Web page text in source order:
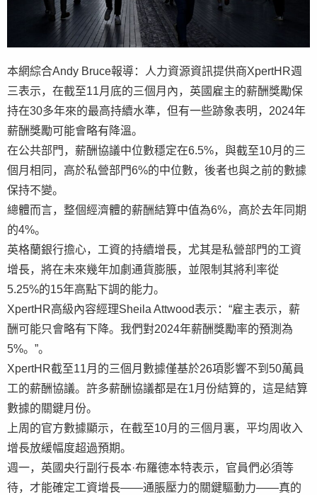
本網綜合Andy Bruce報導：人力資源資訊提供商XpertHR週
三表示，在截至11月底的三個月內，英國雇主的薪酬獎勵保
持在30多年來的最高持續水準，但有一些跡象表明，2024年
薪酬獎勵可能會略有降溫。
在公共部門，薪酬協議中位數穩定在6.5%，與截至10月的三
個月相同，高於私營部門6%的中位數，後者也與之前的數據
保持不變。
總體而言，整個經濟體的薪酬結算中值為6%，高於去年同期
的4%。
英格蘭銀行擔心，工資的持續增長，尤其是私營部門的工資
增長，將在未來幾年加劇通貨膨脹，並限制其將利率從
5.25%的15年高點下調的能力。
XpertHR高級內容經理Sheila Attwood表示：“雇主表示，薪
酬可能只會略有下降。我們對2024年薪酬獎勵率的預測為
5%。”。
XpertHR截至11月的三個月數據僅基於26項影響不到50萬員
工的薪酬協議。許多薪酬協議都是在1月份結算的，這是結算
數據的關鍵月份。
上周的官方數據顯示，在截至10月的三個月裏，平均周收入
增長放緩幅度超過預期。
週一，英國央行副行長本·布羅德本特表示，官員們必須等
待，才能確定工資增長——通脹壓力的關鍵驅動力——真的